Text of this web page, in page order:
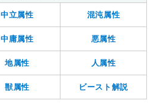
中立属性 混沌属性
中庸属性 悪属性
地属性 人属性
獣属性 ビースト解説